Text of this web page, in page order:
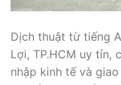
Dịch thuật từ tiếng
Lợi, TP.HCM uy tín,
nhập kinh tế và